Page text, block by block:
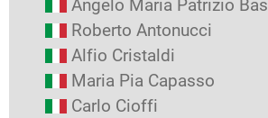
Angelo Maria Patrizio
Roberto Antonucci
Alfio Cristaldi
Maria Pia Capasso
Carlo Cioffi